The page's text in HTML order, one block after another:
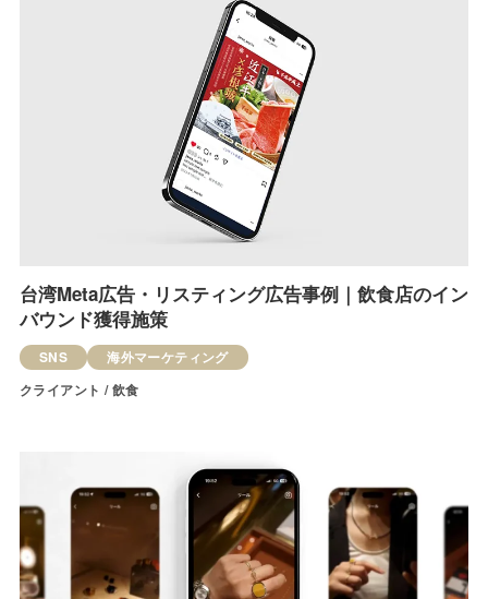
台湾Meta広告・リスティング広告事例｜飲食店のイン
バウンド獲得施策
SNS
海外マーケティング
クライアント / 飲食